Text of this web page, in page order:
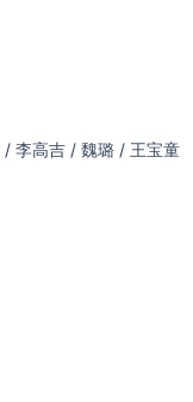
李高吉 / 魏璐 / 王宝童